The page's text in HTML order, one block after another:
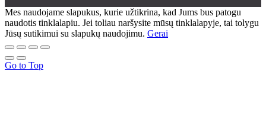
Mes naudojame slapukus, kurie užtikrina, kad Jums bus patogu
naudotis tinklalapiu. Jei toliau naršysite mūsų tinklalapyje, tai tolygu
Jūsų sutikimui su slapukų naudojimu. Gerai
Go to Top